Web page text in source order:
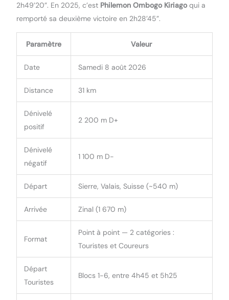
2h49’20”. En 2025, c’est Philemon Ombogo Kiriagoqui a
remporté sa deuxième victoire en 2h28’45”.
Paramètre Valeur
Date Samedi 8 août 2026
Distance 31 km
Dénivelé
positif
2 200 m D+
Dénivelé
négatif
1 100 m D-
Départ Sierre, Valais, Suisse (~540 m)
Arrivée Zinal (1 670 m)
Format
Point à point — 2 catégories :
Touristes et Coureurs
Départ
Touristes
Blocs 1-6, entre 4h45 et 5h25